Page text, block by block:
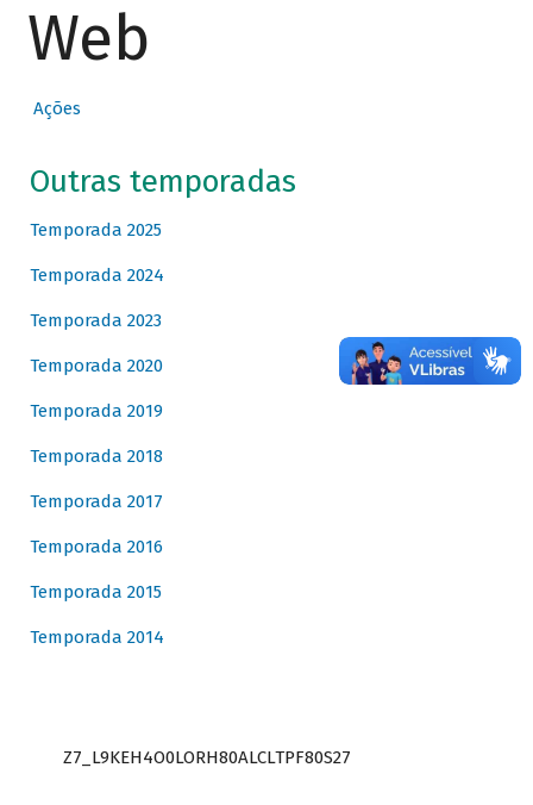
Web
Ações
Outras temporadas
Temporada 2025
Temporada 2024
Temporada 2023
Temporada 2020
Temporada 2019
Temporada 2018
Temporada 2017
Temporada 2016
Temporada 2015
Temporada 2014
Z7_L9KEH4O0LORH80ALCLTPF80S27